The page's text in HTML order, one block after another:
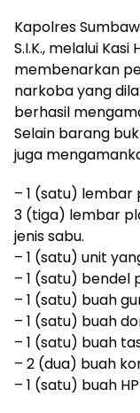
Kapolres
S.I.K., melalui Kasi
membenarkan
narkoba yang
berhasil
Selain barang
juga
– 1 (satu) lembar
3 (tiga) lembar
jenis sabu.
– 1 (satu) unit
– 1 (satu) bendel
– 1 (satu) buah
– 1 (satu) buah
– 1 (satu) buah
– 2 (dua) buah
– 1 (satu) buah